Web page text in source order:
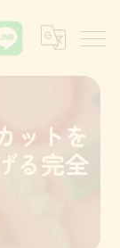
ットを
る完全